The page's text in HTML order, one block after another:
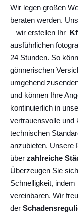
Wir legen großen
beraten werden.
– wir erstellen Ihr
ausführlichen
24 Stunden. So
gönnerischen
umgehend
und können Ihre
kontinuierlich in
vertrauensvolle und
technischen
anzubieten. Unsere
über zahlreiche
Überzeugen Sie
Schnelligkeit,
vereinbaren. Wir
der